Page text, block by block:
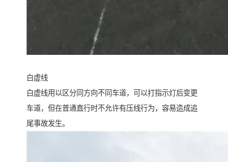
白虚线
白虚线用以区分同方向不同车道，可以打指示灯后变更
车道，但在普通直行时不允许有压线行为，容易造成追
尾事故发生。